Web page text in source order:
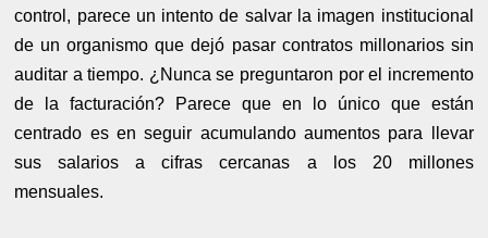
control, parece un intento de salvar la imagen institucional
de un organismo que dejó pasar contratos millonarios sin
auditar a tiempo. ¿Nunca se preguntaron por el incremento
de la facturación? Parece que en lo único que están
centrado es en seguir acumulando aumentos para llevar
sus salarios a cifras cercanas a los 20 millones
mensuales.